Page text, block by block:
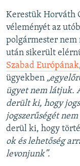
Kerestük Horváth
véleményét az
polgármester nem
után sikerült
Szabad Európának
ügyekben
ügyet nem látjuk.
derült ki, hogy
jogszerűségét
derül ki, hogy
ok és lehetőség
levonjunk”.